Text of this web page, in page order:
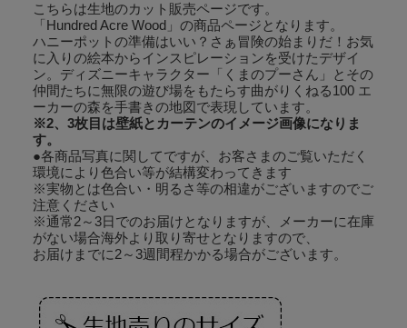
こちらは生地のカット販売ページです。
「Hundred Acre Wood」の商品ページとなります。
ハニーポットの準備はいい？さぁ冒険の始まりだ！お気
に入りの絵本からインスピレーションを受けたデザイ
ン。ディズニーキャラクター「くまのプーさん」とその
仲間たちに無限の遊び場をもたらす曲がりくねる100 エ
ーカーの森を手書きの地図で表現しています。
※2、3枚目は壁紙とカーテンのイメージ画像になりま
す。
●各商品写真に関してですが、お客さまのご覧いただく
環境により色合い等が結構変わってきます
※実物とは色合い・明るさ等の相違がございますのでご
注意ください
※通常2～3日でのお届けとなりますが、メーカーに在庫
がない場合海外より取り寄せとなりますので、
お届けまでに2～3週間程かかる場合がございます。